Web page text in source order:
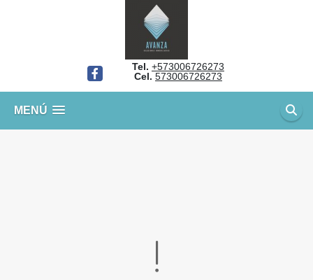
Facebook
Tel. +573006726273
Cel. 573006726273
MENÚ